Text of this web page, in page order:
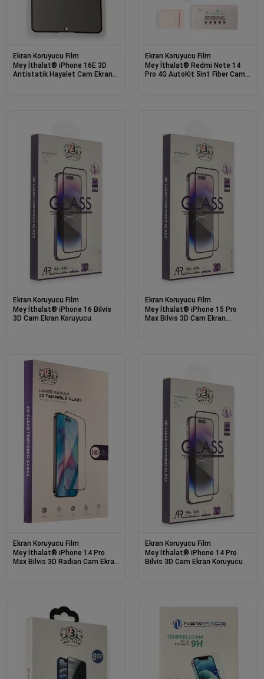
Ekran Koruyucu Film
Mey İthalat® iPhone 16E 3D
Antistatik Hayalet Cam Ekran
Ekran Koruyucu Film
Mey İthalat® Redmi Note 14
Pro 4G AutoKit 5in1 Fiber Cam
Ekran Koruyucu Film
Mey İthalat® iPhone 16 Bilvis
3D Cam Ekran Koruyucu
Ekran Koruyucu Film
Mey İthalat® iPhone 15 Pro
Max Bilvis 3D Cam Ekran
Ekran Koruyucu Film
Mey İthalat® iPhone 14 Pro
Max Bilvis 3D Radian Cam Ekran
Ekran Koruyucu Film
Mey İthalat® iPhone 14 Pro
Bilvis 3D Cam Ekran Koruyucu